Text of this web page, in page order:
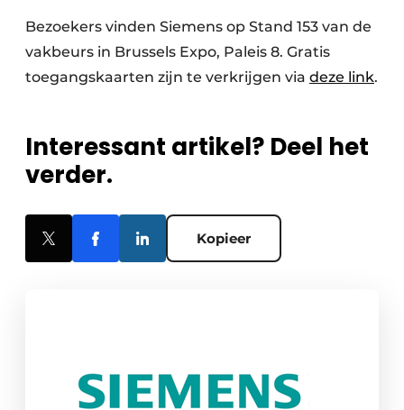
Bezoekers vinden Siemens op Stand 153 van de
vakbeurs in Brussels Expo, Paleis 8. Gratis
toegangskaarten zijn te verkrijgen via deze link.
Interessant artikel? Deel het
verder.
Kopieer